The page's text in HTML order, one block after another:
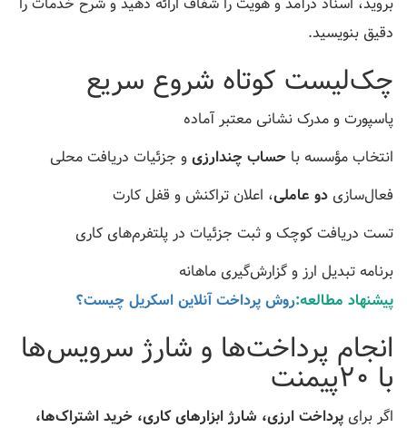
دقیق بنویسید.
چک‌لیست کوتاه شروع سریع
پاسپورت و مدرک نشانی معتبر آماده
انتخاب مؤسسه با حساب چندارزیو جزئیات دریافت محلی
فعال‌سازی دو عاملی، اعلان تراکنش و قفل کارت
تست دریافت کوچک و ثبت جزئیات در پلتفرم‌های کاری
برنامه تبدیل ارز و گزارش‌گیری ماهانه
پیشنهاد مطالعه:روش پرداخت آنلاین اسکریل چیست؟
انجام پرداخت‌ها و شارژ سرویس‌ها
با 20پیمنت
اگر برای پرداخت ارزی، شارژ ابزارهای کاری، خرید اشتراک‌ها،